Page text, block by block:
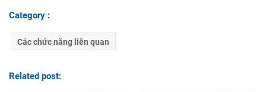
Category :
Các chức năng liên quan
Related post: